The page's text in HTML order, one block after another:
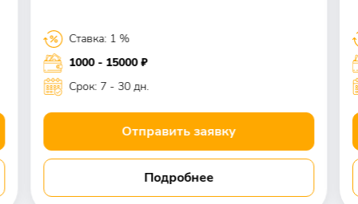
Ставка: 1 %
1000 - 15000 ₽
Срок: 7 - 30 дн.
Отправить заявку
Подробнее